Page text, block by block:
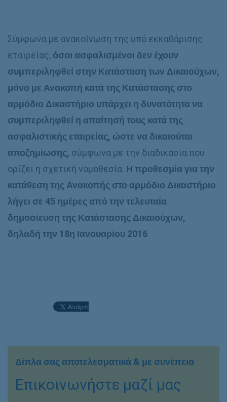
Σύμφωνα με ανακοίνωση της υπό εκκαθάρισης
εταιρείας, όσοι ασφαλισμένοι δεν έχουν
συμπεριληφθεί στην Κατάσταση των Δικαιούχων,
μόνο με Ανακοπή κατά της Κατάστασης στο
αρμόδιο Δικαστήριο υπάρχει η δυνατότητα να
συμπεριληφθεί η απαίτησή τους κατά της
ασφαλιστικής εταιρείας, ώστε να δικαιούται
αποζημίωσης, σύμφωνα με την διαδικασία που
ορίζει η σχετική νομοθεσία. Η προθεσμία για την
κατάθεση της Ανακοπής στο αρμόδιο Δικαστήριο
λήγει σε 45 ημέρες από την τελευταία
δημοσίευση της Κατάστασης Δικαιούχων,
δηλαδή την 18η Ιανουαρίου 2016
Δίπλα σας αποτελεσματικά & με συνέπεια
Επικοινωνήστε μαζί μας